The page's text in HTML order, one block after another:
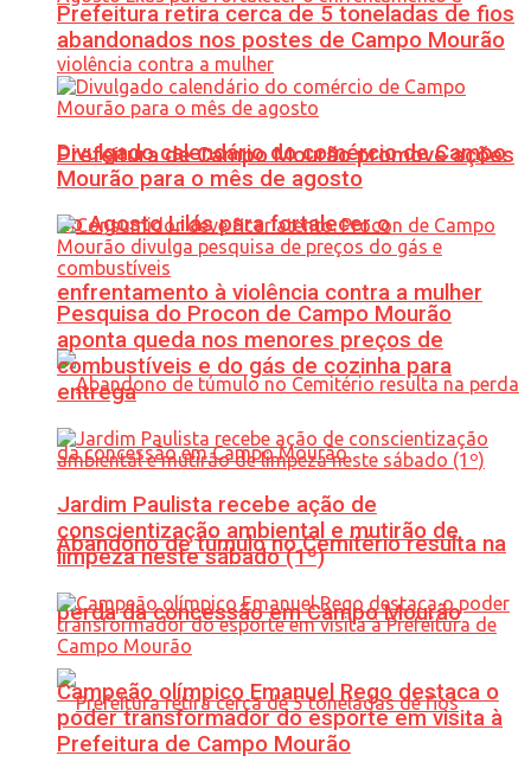
Prefeitura de Campo Mourão promove ações
do Agosto Lilás para fortalecer o
enfrentamento à violência contra a mulher
Abandono de túmulo no Cemitério resulta na
perda da concessão em Campo Mourão
Prefeitura retira cerca de 5 toneladas de fios
abandonados nos postes de Campo Mourão
Divulgado calendário do comércio de Campo
Mourão para o mês de agosto
Pesquisa do Procon de Campo Mourão
aponta queda nos menores preços de
combustíveis e do gás de cozinha para
entrega
Jardim Paulista recebe ação de
conscientização ambiental e mutirão de
limpeza neste sábado (1º)
Campeão olímpico Emanuel Rego destaca o
poder transformador do esporte em visita à
Prefeitura de Campo Mourão